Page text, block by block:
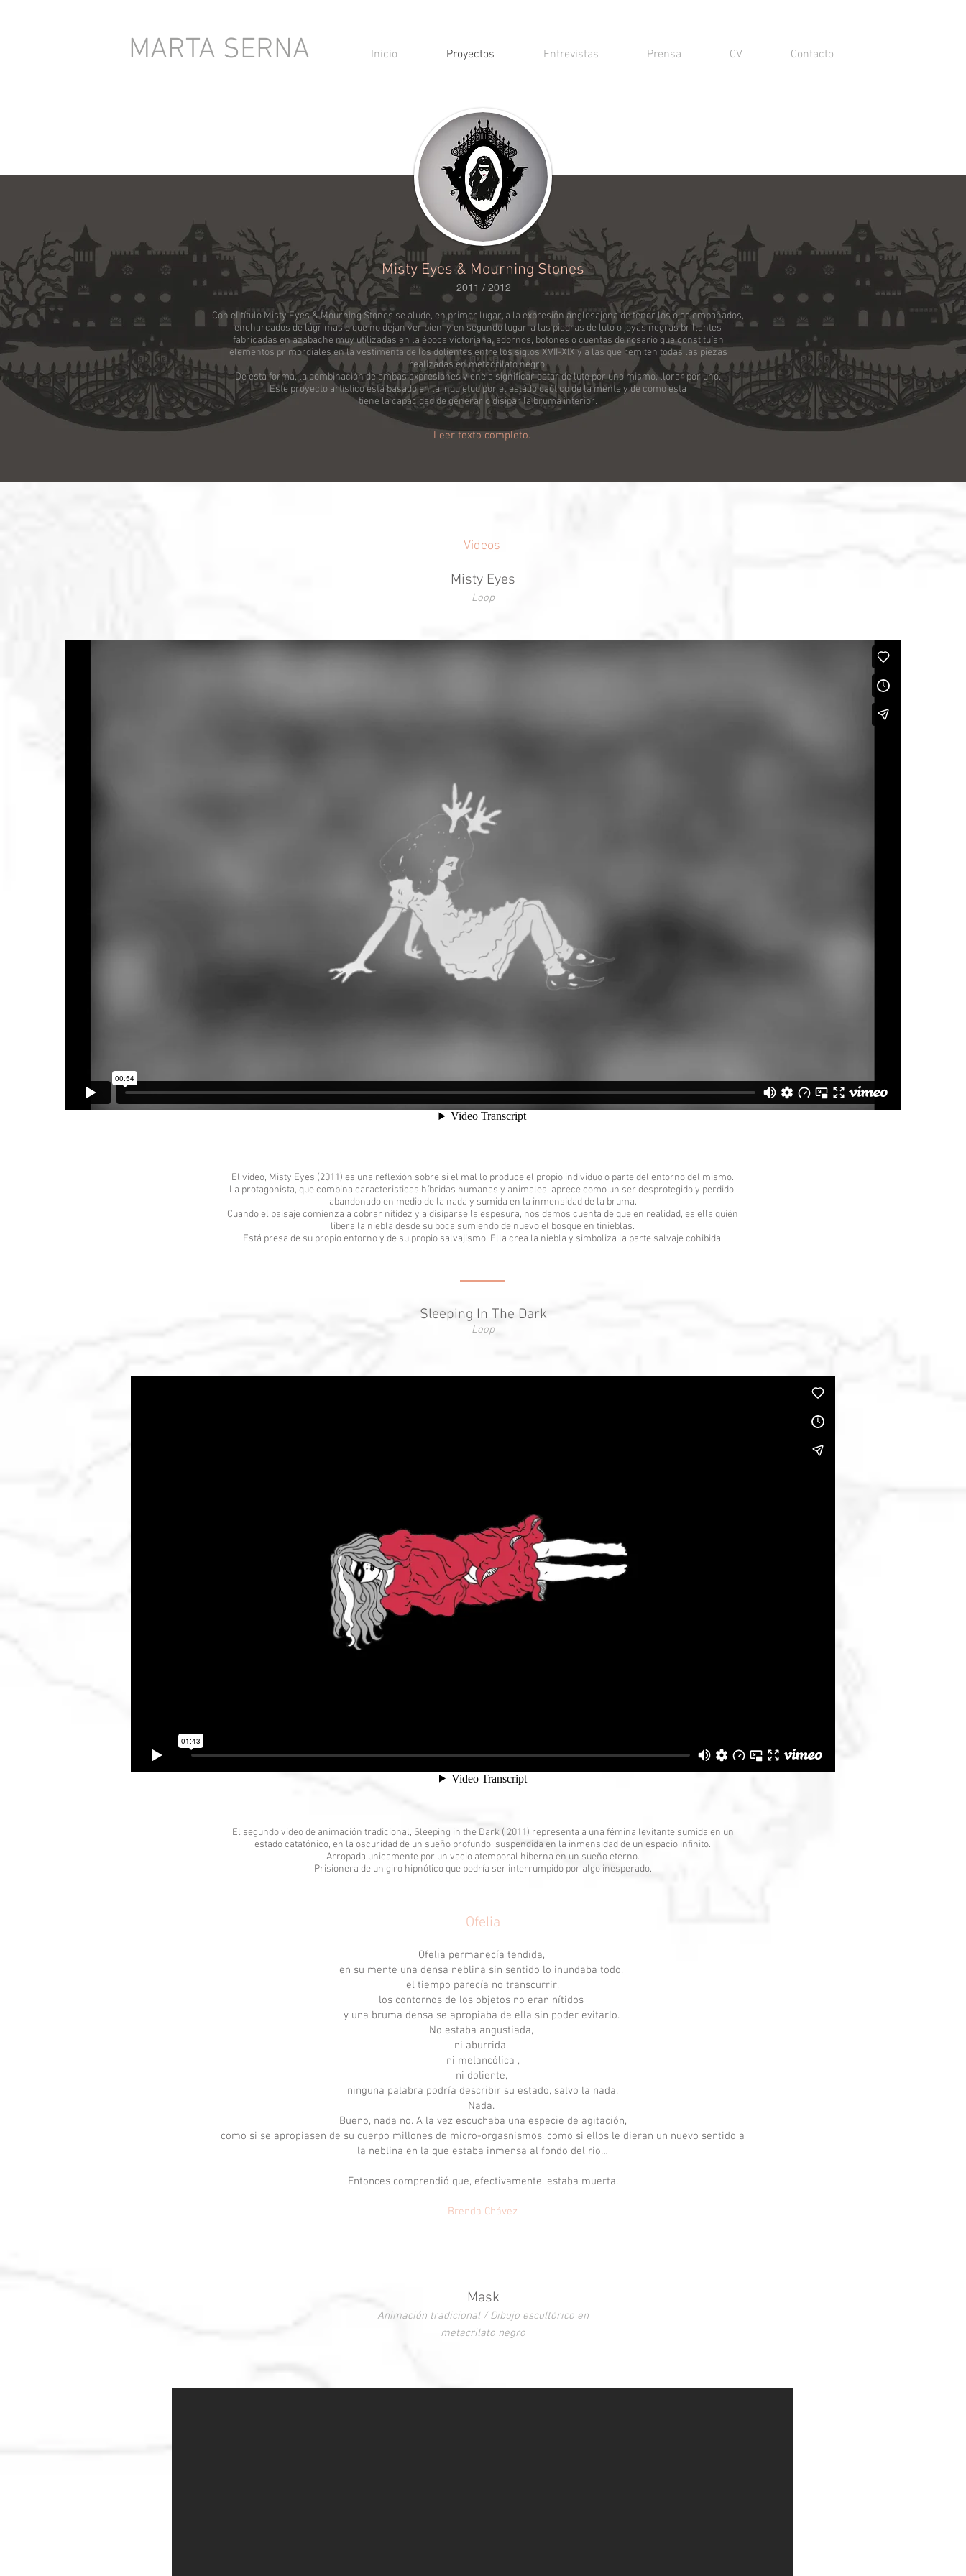
MARTA SERNA Inicio Proyectos Entrevistas Prensa CV Contacto
Misty Eyes & Mourning Stones
2011 / 2012
Con el título Misty Eyes & Mourning Stones se alude, en primer lugar, a la expresión anglosajona de tener los ojos empañados,
encharcados de lágrimas o que no dejan ver bien, y en segundo lugar, a las piedras de luto o joyas negras brillantes
fabricadas en azabache muy utilizadas en la época victoriana, adornos, botones o cuentas de rosario que constituían
elementos primordiales en la vestimenta de los dolientes entre los siglos XVII-XIX y a las que remiten todas las piezas
realizadas en metacrilato negro.
De esta forma, la combinación de ambas expresiones viene a significar estar de luto por uno mismo, llorar por uno.
Este proyecto artístico está basado en la inquietud por el estádo caótico de la mente y de cómo ésta
tiene la capacidad de generar o disipar la bruma interior.
Leer texto completo.
Videos
Misty Eyes
Loop
El video, Misty Eyes (2011) es una reflexión sobre si el mal lo produce el propio individuo o parte del entorno del mismo.
La protagonista, que combina caracteristicas híbridas humanas y animales, aprece como un ser desprotegido y perdido,
abandonado en medio de la nada y sumida en la inmensidad de la bruma.
Cuando el paisaje comienza a cobrar nitidez y a disiparse la espesura, nos damos cuenta de que en realidad, es ella quién
libera la niebla desde su boca,sumiendo de nuevo el bosque en tinieblas.
Está presa de su propio entorno y de su propio salvajismo. Ella crea la niebla y simboliza la parte salvaje cohibida.
Sleeping In The Dark
Loop
El segundo video de animación tradicional, Sleeping in the Dark ( 2011) representa a una fémina levitante sumida en un
estado catatónico, en la oscuridad de un sueño profundo, suspendida en la inmensidad de un espacio infinito.
Arropada unicamente por un vacio atemporal hiberna en un sueño eterno.
Prisionera de un giro hipnótico que podría ser interrumpido por algo inesperado.
Ofelia
Ofelia permanecía tendida,
en su mente una densa neblina sin sentido lo inundaba todo,
el tiempo parecía no transcurrir,
los contornos de los objetos no eran nítidos
y una bruma densa se apropiaba de ella sin poder evitarlo.
No estaba angustiada,
ni aburrida,
ni melancólica ,
ni doliente,
ninguna palabra podría describir su estado, salvo la nada.
Nada.
Bueno, nada no. A la vez escuchaba una especie de agitación,
como si se apropiasen de su cuerpo millones de micro-orgasnismos, como si ellos le dieran un nuevo sentido a
la neblina en la que estaba inmensa al fondo del rio…
Entonces comprendió que, efectivamente, estaba muerta.
Brenda Chávez
Mask
Animación tradicional / Dibujo escultórico en
metacrilato negro